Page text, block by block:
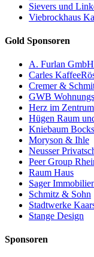
Sievers und
Viebrockhaus
Gold Sponsoren
A. Furlan
Carles
Cremer &
GWB
Herz im
Hügen Raum
Kniebaum
Moryson & Ihle
Neusser
Peer Group
Raum Haus
Sager
Schmitz & Sohn
Stadtwerke
Stange Design
Sponsoren